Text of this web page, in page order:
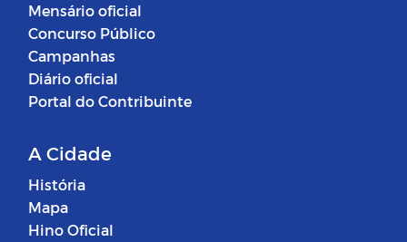
Mensário oficial
Concurso Público
Campanhas
Diário oficial
Portal do Contribuinte
A Cidade
História
Mapa
Hino Oficial